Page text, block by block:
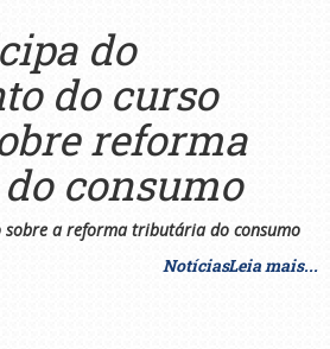
do
do curso
reforma
consumo
sobre a reforma tributária do consumo
NotíciasLeia mais...